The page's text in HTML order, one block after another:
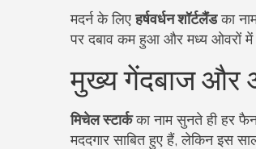
मदर्न के लिएहर्षवर्धन शॉर्टलैंडका
पर दबाव कम हुआ और मध्य ओवरों में
मुख्य गेंदबाज और
मिचेल स्टार्कका नाम सुनते ही हर
मददगार साबित हुए हैं, लेकिन इस